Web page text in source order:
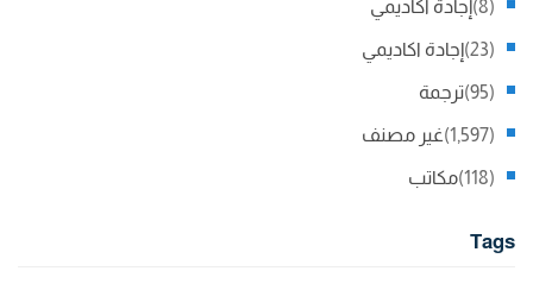
إجادة أكاديمي (8)
إجادة اكاديمي (23)
ترجمة (95)
غير مصنف (1,597)
مكاتب (118)
Tags